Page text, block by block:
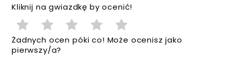
Kliknij na gwiazdkę by ocenić!
Żadnych ocen póki co! Może ocenisz jako
pierwszy/a?